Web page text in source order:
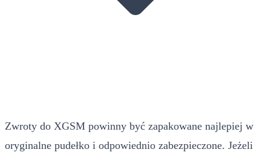
Zwroty do XGSM powinny być zapakowane najlepiej w
oryginalne pudełko i odpowiednio zabezpieczone. Jeżeli